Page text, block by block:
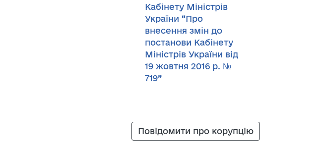
Кабінету Міністрів
України “Про
внесення змін до
постанови Кабінету
Міністрів України від
19 жовтня 2016 р. №
719”
Повідомити про корупцію